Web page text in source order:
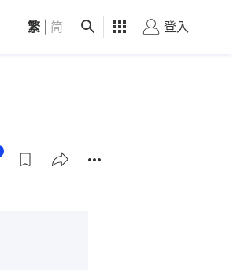
觀點 健康 好食玩飛
繁 简 登入